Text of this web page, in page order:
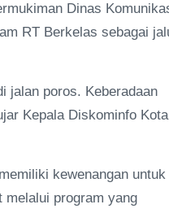
Dinas
RT Berkelas sebagai
jalan poros. Keberadaan
Kepala Diskominfo Kota
kewenangan untuk
melalui program yang